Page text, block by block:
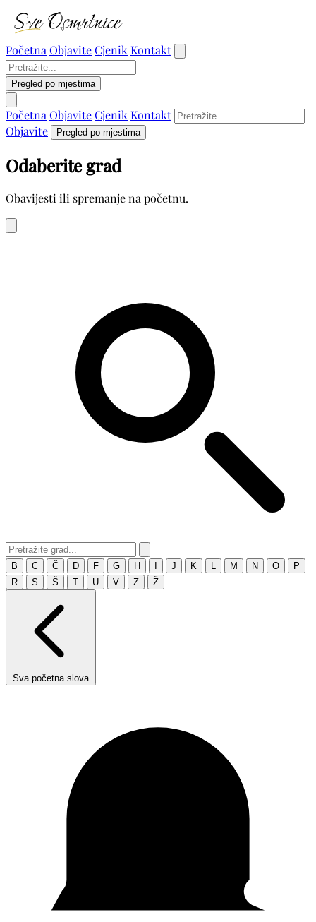
Početna ObjaviteCjenik Kontakt
Pregled po mjestima
Početna ObjaviteCjenik Kontakt
Objavite
Pregled po mjestima
Odaberite grad
Obavijesti ili spremanje na početnu.
B C Č D F G H J K M N O
P
R
S Š T U V Z Ž
Sva početna slova